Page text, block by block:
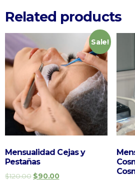
Related products
Sale!
Mensualidad Cejas y
Pestañas
$120.00 $90.00